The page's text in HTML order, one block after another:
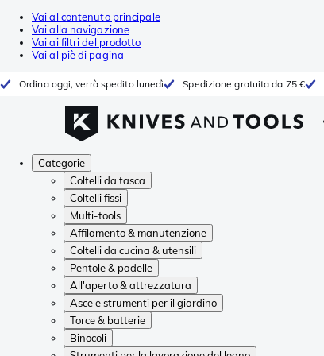
Vai al contenuto principale
Vai alla navigazione
Vai ai filtri del prodotto
Vai al piè di pagina
Ordina oggi, verrà spedito lunedì Spedizione gratuita da 75 €
Categorie
Coltelli da tasca
Coltelli fissi
Multi-tools
Affilamento & manutenzione
Coltelli da cucina & utensili
Pentole & padelle
All'aperto & attrezzatura
Asce e strumenti per il giardino
Torce & batterie
Binocoli